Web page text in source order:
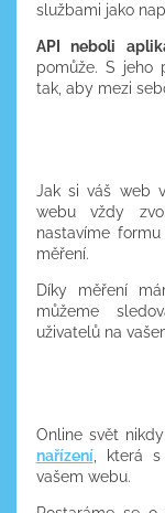
službami jako
API neboli
pomůže. S jeho
tak, aby mezi
Jak si váš web
webu vždy
nastavíme formu
měření.
Díky měření
můžeme
uživatelů na
Online svět
nařízení, která s
vašem webu.